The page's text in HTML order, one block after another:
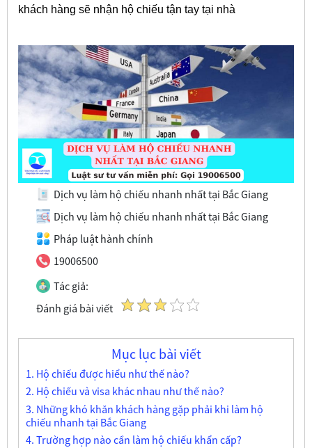
khách hàng sẽ nhận hộ chiếu tận tay tại nhà
Dịch vụ làm hộ chiếu nhanh nhất tại Bắc Giang
Dịch vụ làm hộ chiếu nhanh nhất tại Bắc Giang
Pháp luật hành chính
19006500
Tác giả:
Đánh giá bài viết
Mục lục bài viết
1. Hộ chiếu được hiểu như thế nào?
2. Hộ chiếu và visa khác nhau như thế nào?
3. Những khó khăn khách hàng gặp phải khi làm hộ
chiếu nhanh tại Bắc Giang
4. Trường hợp nào cần làm hộ chiếu khẩn cấp?